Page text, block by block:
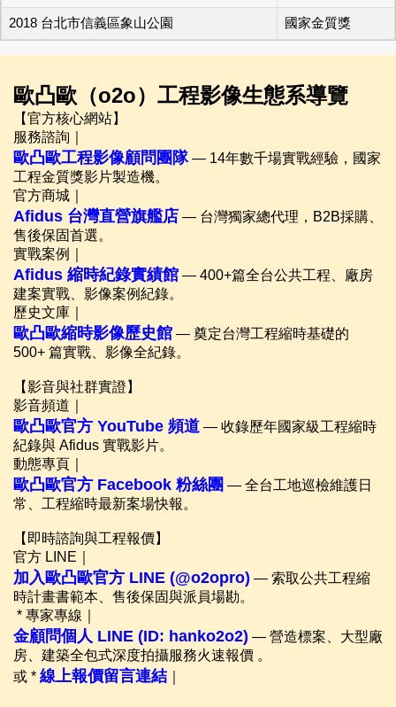
2018 台北市信義區象山公園 國家金質獎
歐凸歐（o2o）工程影像生態系導覽
【官方核心網站】
服務諮詢｜
歐凸歐工程影像顧問團隊— 14年數千場實戰經驗，國家
工程金質獎影片製造機。
官方商城｜
Afidus 台灣直營旗艦店 — 台灣獨家總代理，B2B採購、
售後保固首選。
實戰案例｜
Afidus 縮時紀錄實績館 — 400+篇全台公共工程、廠房
建案實戰、影像案例紀錄。
歷史文庫｜
歐凸歐縮時影像歷史館 — 奠定台灣工程縮時基礎的
500+ 篇實戰、影像全紀錄。
【影音與社群實證】
影音頻道｜
歐凸歐官方 YouTube 頻道 — 收錄歷年國家級工程縮時
紀錄與 Afidus 實戰影片。
動態專頁｜
歐凸歐官方 Facebook 粉絲團 — 全台工地巡檢維護日
常、工程縮時最新案場快報。
【即時諮詢與工程報價】
官方 LINE｜
加入歐凸歐官方 LINE (@o2opro) — 索取公共工程縮
時計畫書範本、售後保固與派員場勘。
* 專家專線｜
金顧問個人 LINE (ID: hanko2o2) — 營造標案、大型廠
房、建築全包式深度拍攝服務火速報價 。
或 * 線上報價留言連結